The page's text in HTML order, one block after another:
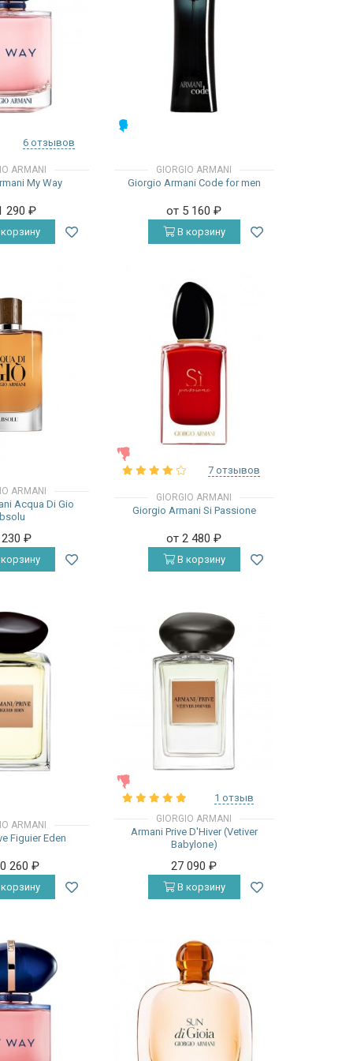
6 отзывов
ARMANI
My Way
290₽
GIORGIO ARMANI
Giorgio Armani Code for men
от 5 160₽
В корзину
ARMANI
Acqua Di Gio
230₽
7 отзывов
GIORGIO ARMANI
Giorgio Armani Si Passione
от 2 480₽
В корзину
ARMANI
Figuier Eden
260₽
1 отзыв
GIORGIO ARMANI
Armani Prive D'Hiver (Vetiver
Babylone)
27 090₽
В корзину